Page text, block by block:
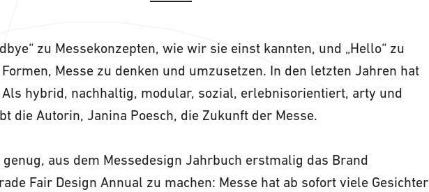
zu Messekonzepten, wie wir sie einst kannten, und „Hello“ zu
Messe zu denken und umzusetzen. In den letzten Jahren hat
hybrid, nachhaltig, modular, sozial, erlebnisorientiert, arty und
die Autorin, Janina Poesch, die Zukunft der Messe.
genug, aus dem Messedesign Jahrbuch erstmalig das Brand
Fair Design Annual zu machen: Messe hat ab sofort viele Gesichter